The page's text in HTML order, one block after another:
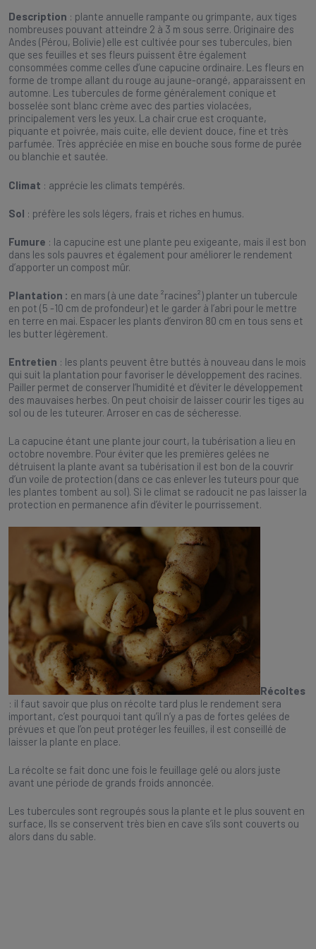
Description : plante annuelle rampante ou grimpante, aux tiges
nombreuses pouvant atteindre 2 à 3 m sous serre. Originaire des
Andes (Pérou, Bolivie) elle est cultivée pour ses tubercules, bien
que ses feuilles et ses fleurs puissent être également
consommées comme celles d’une capucine ordinaire. Les fleurs en
forme de trompe allant du rouge au jaune-orangé, apparaissent en
automne. Les tubercules de forme généralement conique et
bosselée sont blanc crème avec des parties violacées,
principalement vers les yeux. La chair crue est croquante,
piquante et poivrée, mais cuite, elle devient douce, fine et très
parfumée. Très appréciée en mise en bouche sous forme de purée
ou blanchie et sautée.
Climat : apprécie les climats tempérés.
Sol : préfère les sols légers, frais et riches en humus.
Fumure : la capucine est une plante peu exigeante, mais il est bon
dans les sols pauvres et également pour améliorer le rendement
d’apporter un compost mûr.
Plantation : en mars (à une date ²racines²) planter un tubercule
en pot (5 -10 cm de profondeur) et le garder à l’abri pour le mettre
en terre en mai. Espacer les plants d’environ 80 cm en tous sens et
les butter légèrement.
Entretien : les plants peuvent être buttés à nouveau dans le mois
qui suit la plantation pour favoriser le développement des racines.
Pailler permet de conserver l’humidité et d’éviter le développement
des mauvaises herbes. On peut choisir de laisser courir les tiges au
sol ou de les tuteurer. Arroser en cas de sécheresse.
La capucine étant une plante jour court, la tubérisation a lieu en
octobre novembre. Pour éviter que les premières gelées ne
détruisent la plante avant sa tubérisation il est bon de la couvrir
d’un voile de protection (dans ce cas enlever les tuteurs pour que
les plantes tombent au sol). Si le climat se radoucit ne pas laisser la
protection en permanence afin d’éviter le pourrissement.
Récoltes
: il faut savoir que plus on récolte tard plus le rendement sera
important, c’est pourquoi tant qu’il n’y a pas de fortes gelées de
prévues et que l’on peut protéger les feuilles, il est conseillé de
laisser la plante en place.
La récolte se fait donc une fois le feuillage gelé ou alors juste
avant une période de grands froids annoncée.
Les tubercules sont regroupés sous la plante et le plus souvent en
surface, Ils se conservent très bien en cave s’ils sont couverts ou
alors dans du sable.